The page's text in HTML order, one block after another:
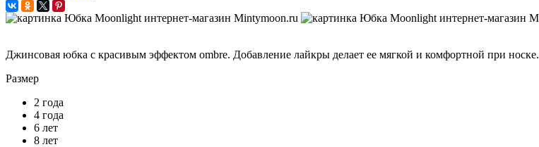
Джинсовая юбка с красивым эффектом ombre. Добавление лайкры делает ее мягкой и комфортной при носке.
Размер
2 года
4 года
6 лет
8 лет